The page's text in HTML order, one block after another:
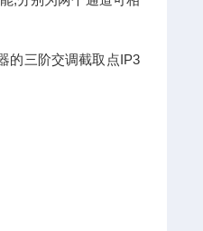
的三阶交调截取点IP3